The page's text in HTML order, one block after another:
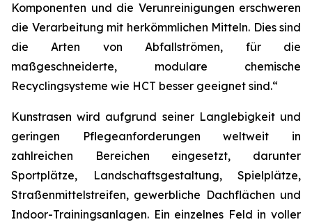
Komponenten und die Verunreinigungen erschweren
die Verarbeitung mit herkömmlichen Mitteln. Dies sind
die Arten von Abfallströmen, für die
maßgeschneiderte, modulare chemische
Recyclingsysteme wie HCT besser geeignet sind.“
Kunstrasen wird aufgrund seiner Langlebigkeit und
geringen Pflegeanforderungen weltweit in
zahlreichen Bereichen eingesetzt, darunter
Sportplätze, Landschaftsgestaltung, Spielplätze,
Straßenmittelstreifen, gewerbliche Dachflächen und
Indoor-Trainingsanlagen. Ein einzelnes Feld in voller